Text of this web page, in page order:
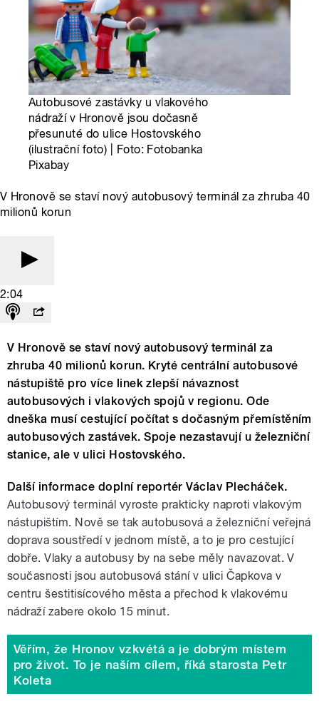
Autobusové zastávky u vlakového
nádraží v Hronově jsou dočasně
přesunuté do ulice Hostovského
(ilustrační foto) | Foto: Fotobanka
Pixabay
V Hronově se staví nový autobusový terminál za zhruba 40
milionů korun
2:04
V Hronově se staví nový autobusový terminál za
zhruba 40 milionů korun. Kryté centrální autobusové
nástupiště pro více linek zlepší návaznost
autobusových i vlakových spojů v regionu. Ode
dneška musí cestující počítat s dočasným přemístěním
autobusových zastávek. Spoje nezastavují u železniční
stanice, ale v ulici Hostovského.
Další informace doplní reportér Václav Plecháček.
Autobusový terminál vyroste prakticky naproti vlakovým
nástupištím. Nově se tak autobusová a železniční veřejná
doprava soustředí v jednom místě, a to je pro cestující
dobře. Vlaky a autobusy by na sebe měly navazovat. V
současnosti jsou autobusová stání v ulici Čapkova v
centru šestitisícového města a přechod k vlakovému
nádraží zabere okolo 15 minut.
Věřím, že Hronov vzkvétá a je dobrým místem
pro život. To je naším cílem, říká starosta Petr
Koleta